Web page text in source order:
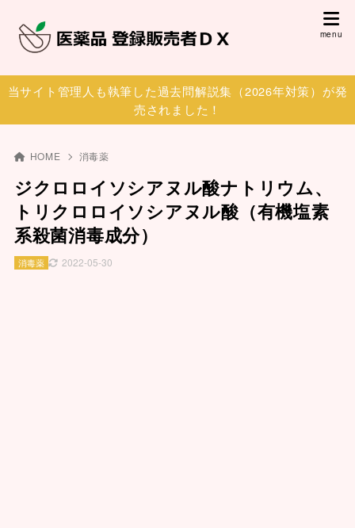
当サイト管理人も執筆した過去問解説集（2026年対策）が発
売されました！
HOME 消毒薬
ジクロロイソシアヌル酸ナトリウム、
トリクロロイソシアヌル酸（有機塩素
系殺菌消毒成分）
2022-05-30
消毒薬